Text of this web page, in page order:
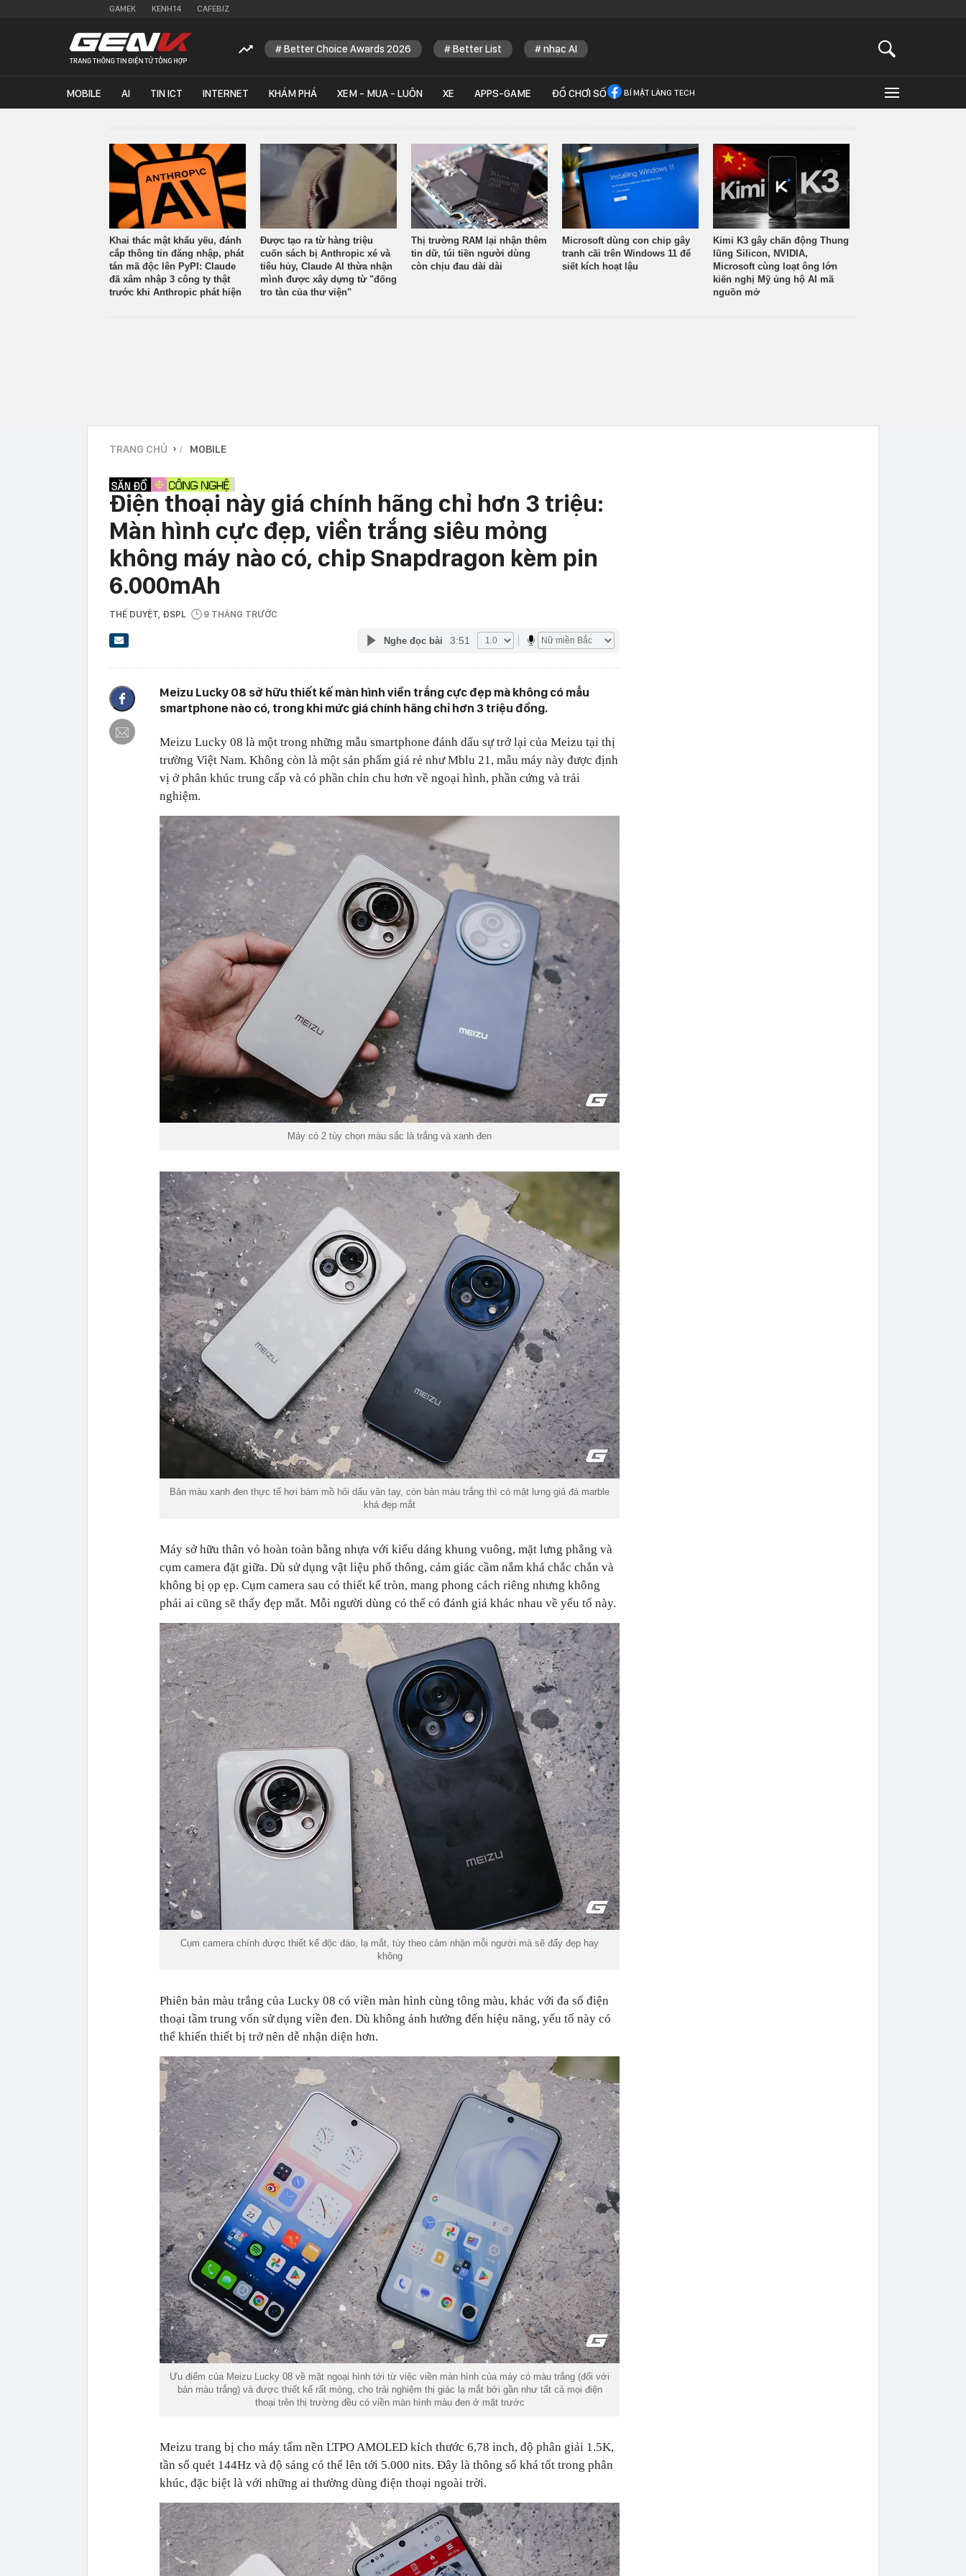
GAMEK KENH14 CAFEBIZ
Better Choice Awards 2026 Better List nhạc AI
MOBILE AI TIN ICT INTERNET KHÁM PHÁ XEM - MUA - LUÔN XE APPS-GAME ĐỒ CHƠI SỐ BÍ MẬT LÀNG TECH
Khai thác mật khẩu yếu, đánh
cắp thông tin đăng nhập, phát
tán mã độc lên PyPI: Claude
đã xâm nhập 3 công ty thật
trước khi Anthropic phát hiện
Được tạo ra từ hàng triệu
cuốn sách bị Anthropic xé và
tiêu hủy, Claude AI thừa nhận
mình được xây dựng từ "đống
tro tàn của thư viện"
Thị trường RAM lại nhận thêm
tin dữ, túi tiền người dùng
còn chịu đau dài dài
Microsoft dùng con chip gây
tranh cãi trên Windows 11 để
siết kích hoạt lậu
Kimi K3 gây chấn động Thung
lũng Silicon, NVIDIA,
Microsoft cùng loạt ông lớn
kiến nghị Mỹ ủng hộ AI mã
nguồn mở
TRANG CHỦ › MOBILE
Điện thoại này giá chính hãng chỉ hơn 3 triệu:
Màn hình cực đẹp, viền trắng siêu mỏng
không máy nào có, chip Snapdragon kèm pin
6.000mAh
THẾ DUYỆT , ĐSPL 9 THÁNG TRƯỚC
Nghe đọc bài 3:51
Meizu Lucky 08 sở hữu thiết kế màn hình viền trắng cực đẹp mà không có mẫu
smartphone nào có, trong khi mức giá chính hãng chỉ hơn 3 triệu đồng.
Meizu Lucky 08 là một trong những mẫu smartphone đánh dấu sự trở lại của Meizu tại thị
trường Việt Nam. Không còn là một sản phẩm giá rẻ như Mblu 21, mẫu máy này được định
vị ở phân khúc trung cấp và có phần chỉn chu hơn về ngoại hình, phần cứng và trải
nghiệm.
Máy có 2 tùy chọn màu sắc là trắng và xanh đen
Bản màu xanh đen thực tế hơi bám mồ hôi dấu vân tay, còn bản màu trắng thì có mặt lưng giả đá marble
khá đẹp mắt
Máy sở hữu thân vỏ hoàn toàn bằng nhựa với kiểu dáng khung vuông, mặt lưng phẳng và
cụm camera đặt giữa. Dù sử dụng vật liệu phổ thông, cảm giác cầm nắm khá chắc chắn và
không bị ọp ẹp. Cụm camera sau có thiết kế tròn, mang phong cách riêng nhưng không
phải ai cũng sẽ thấy đẹp mắt. Mỗi người dùng có thể có đánh giá khác nhau về yếu tố này.
Cụm camera chính được thiết kế độc đáo, lạ mắt, tùy theo cảm nhận mỗi người mà sẽ đấy đẹp hay
không
Phiên bản màu trắng của Lucky 08 có viền màn hình cùng tông màu, khác với đa số điện
thoại tầm trung vốn sử dụng viền đen. Dù không ảnh hưởng đến hiệu năng, yếu tố này có
thể khiến thiết bị trở nên dễ nhận diện hơn.
Ưu điểm của Meizu Lucky 08 về mặt ngoại hình tới từ việc viền màn hình của máy có màu trắng (đối với
bản màu trắng) và được thiết kế rất mỏng, cho trải nghiệm thị giác lạ mắt bởi gần như tất cả mọi điện
thoại trên thị trường đều có viền màn hình màu đen ở mặt trước
Meizu trang bị cho máy tấm nền LTPO AMOLED kích thước 6,78 inch, độ phân giải 1.5K,
tần số quét 144Hz và độ sáng có thể lên tới 5.000 nits. Đây là thông số khá tốt trong phân
khúc, đặc biệt là với những ai thường dùng điện thoại ngoài trời.